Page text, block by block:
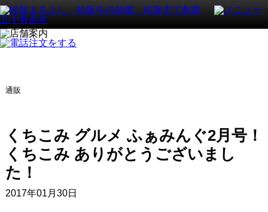
通販
くちこみ グルメ ふぁみんぐ2月号！
くちこみ ありがとうございまし
た！
2017年01月30日